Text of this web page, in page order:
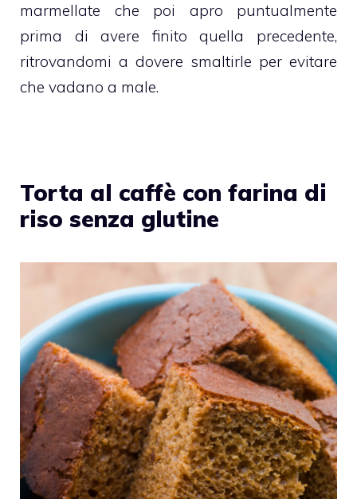
marmellate che poi apro puntualmente
prima di avere finito quella precedente,
ritrovandomi a dovere smaltirle per evitare
che vadano a male.
Torta al caffè con farina di
riso senza glutine